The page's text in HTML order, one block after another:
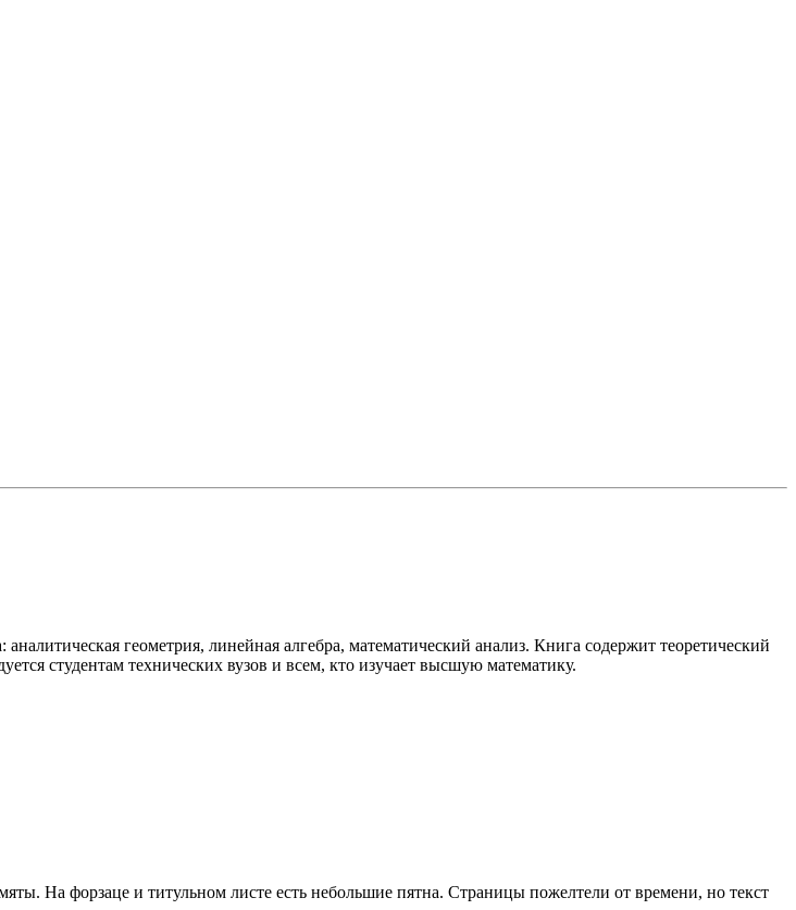
геометрия, линейная алгебра, математический анализ. Книга содержит теоретический
студентам технических вузов и всем, кто изучает высшую математику.
На форзаце и титульном листе есть небольшие пятна. Страницы пожелтели от времени, но текст